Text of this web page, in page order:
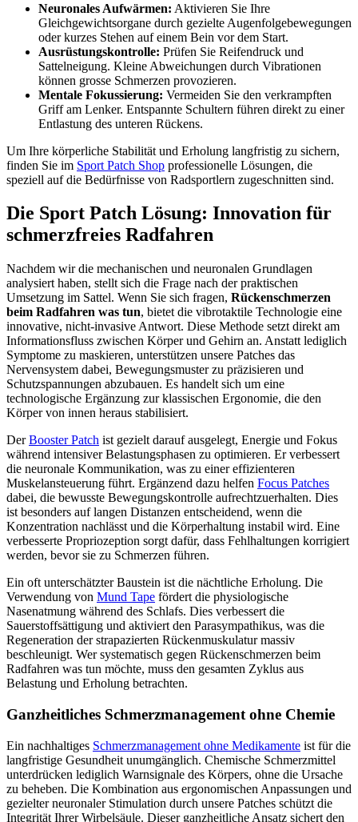
Neuronales Aufwärmen: Aktivieren Sie Ihre
Gleichgewichtsorgane durch gezielte Augenfolgebewegungen
oder kurzes Stehen auf einem Bein vor dem Start.
Ausrüstungskontrolle: Prüfen Sie Reifendruck und
Sattelneigung. Kleine Abweichungen durch Vibrationen
können grosse Schmerzen provozieren.
Mentale Fokussierung: Vermeiden Sie den verkrampften
Griff am Lenker. Entspannte Schultern führen direkt zu einer
Entlastung des unteren Rückens.
Um Ihre körperliche Stabilität und Erholung langfristig zu sichern,
finden Sie im Sport Patch Shop professionelle Lösungen, die
speziell auf die Bedürfnisse von Radsportlern zugeschnitten sind.
Die Sport Patch Lösung: Innovation für
schmerzfreies Radfahren
Nachdem wir die mechanischen und neuronalen Grundlagen
analysiert haben, stellt sich die Frage nach der praktischen
Umsetzung im Sattel. Wenn Sie sich fragen, Rückenschmerzen
beim Radfahren was tun, bietet die vibrotaktile Technologie eine
innovative, nicht-invasive Antwort. Diese Methode setzt direkt am
Informationsfluss zwischen Körper und Gehirn an. Anstatt lediglich
Symptome zu maskieren, unterstützen unsere Patches das
Nervensystem dabei, Bewegungsmuster zu präzisieren und
Schutzspannungen abzubauen. Es handelt sich um eine
technologische Ergänzung zur klassischen Ergonomie, die den
Körper von innen heraus stabilisiert.
DerBooster Patch ist gezielt darauf ausgelegt, Energie und Fokus
während intensiver Belastungsphasen zu optimieren. Er verbessert
die neuronale Kommunikation, was zu einer effizienteren
Muskelansteuerung führt. Ergänzend dazu helfen Focus Patches
dabei, die bewusste Bewegungskontrolle aufrechtzuerhalten. Dies
ist besonders auf langen Distanzen entscheidend, wenn die
Konzentration nachlässt und die Körperhaltung instabil wird. Eine
verbesserte Propriozeption sorgt dafür, dass Fehlhaltungen korrigiert
werden, bevor sie zu Schmerzen führen.
Ein oft unterschätzter Baustein ist die nächtliche Erholung. Die
Verwendung von Mund Tape fördert die physiologische
Nasenatmung während des Schlafs. Dies verbessert die
Sauerstoffsättigung und aktiviert den Parasympathikus, was die
Regeneration der strapazierten Rückenmuskulatur massiv
beschleunigt. Wer systematisch gegen Rückenschmerzen beim
Radfahren was tun möchte, muss den gesamten Zyklus aus
Belastung und Erholung betrachten.
Ganzheitliches Schmerzmanagement ohne Chemie
Ein nachhaltiges Schmerzmanagement ohne Medikamente ist für die
langfristige Gesundheit unumgänglich. Chemische Schmerzmittel
unterdrücken lediglich Warnsignale des Körpers, ohne die Ursache
zu beheben. Die Kombination aus ergonomischen Anpassungen und
gezielter neuronaler Stimulation durch unsere Patches schützt die
Integrität Ihrer Wirbelsäule. Dieser ganzheitliche Ansatz sichert den